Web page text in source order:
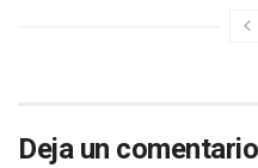
Deja un comentario